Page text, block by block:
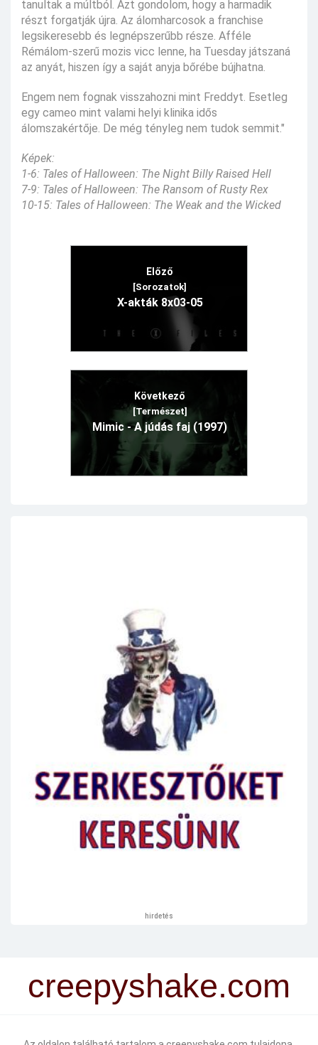
tanultak a múltból. Azt gondolom, hogy a harmadik
részt forgatják újra. Az álomharcosok a franchise
legsikeresebb és legnépszerűbb része. Afféle
Rémálom-szerű mozis vicc lenne, ha Tuesday játszaná
az anyát, hiszen így a saját anyja bőrébe bújhatna.
Engem nem fognak visszahozni mint Freddyt. Esetleg
egy cameo mint valami helyi klinika idős
álomszakértője. De még tényleg nem tudok semmit."
Képek:
1-6: Tales of Halloween: The Night Billy Raised Hell
7-9: Tales of Halloween: The Ransom of Rusty Rex
10-15: Tales of Halloween: The Weak and the Wicked
Előző
[Sorozatok]
X-akták 8x03-05
Következő
[Természet]
Mimic - A júdás faj (1997)
hirdetés
creepyshake.com